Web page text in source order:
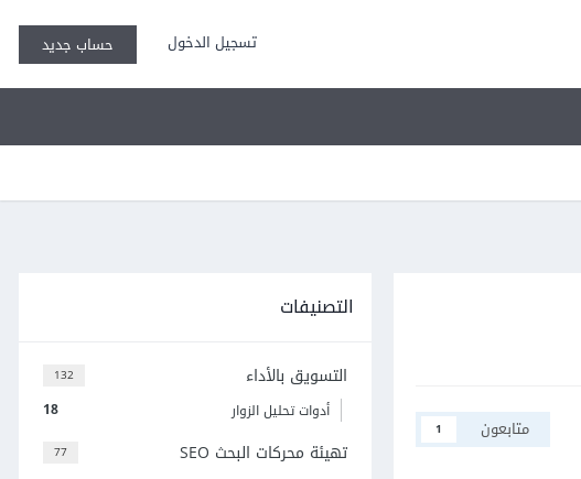
تسجيل الدخول حساب جديد
متابعون 1
التصنيفات
132 التسويق بالأداء
18 أدوات تحليل الزوار
77 تهيئة محركات البحث SEO